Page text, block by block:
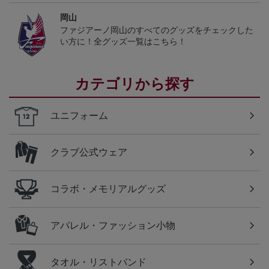
岡山
ファジアーノ岡山のすべてのグッズをチェックした
い方に！全グッズ一覧はこちら！
カテゴリから探す
ユニフォーム
クラブ公式ウェア
コラボ・メモリアルグッズ
アパレル・ファッション小物
タオル・リストバンド